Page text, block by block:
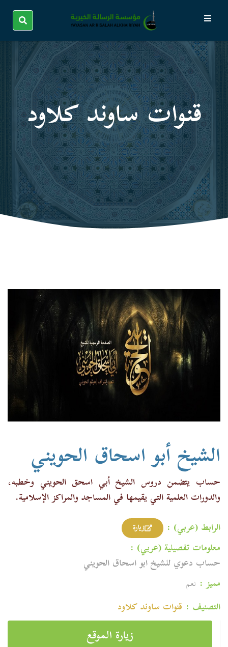
قنوات ساوند كلاود
الشيخ أبو اسحاق الحويني
حساب يتضمن دروس الشيخ أبي اسحق الحويني وخطبه،
والدورات العلمية التي يقيمها في المساجد والمراكز الإسلامية.
الرابط (عربي) :
زيارة
معلومات تفصيلية (عربي) :
حساب دعوي للشيخ ابو اسحاق الحويني
مميز : نعم
التصنيف : قنوات ساوند كلاود
زيارة الموقع